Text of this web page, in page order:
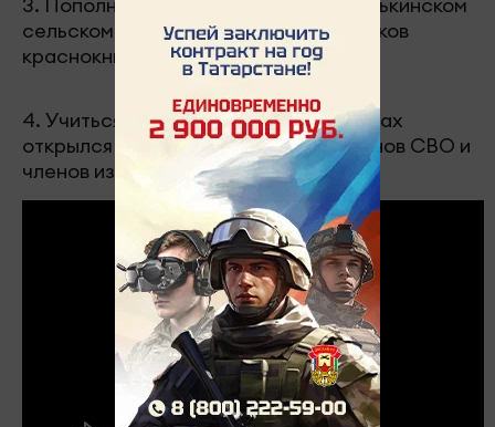
сельском поселении выпустили мальков
краснокнижной стерляди.
4. Учиться никогда не поздно. В Челнах
открылся учебный центр для ветеранов СВО и
членов из семей.